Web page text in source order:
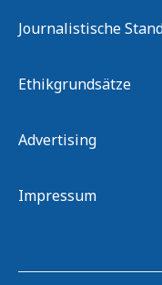
Journalistische
Ethikgrundsätze
Advertising
Impressum